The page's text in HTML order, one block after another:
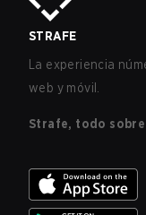
STRAFE
La experiencia
web y móvil.
Strafe, todo